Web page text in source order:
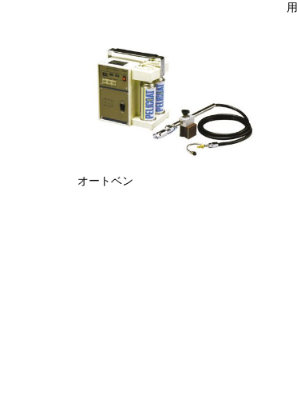
オートベン